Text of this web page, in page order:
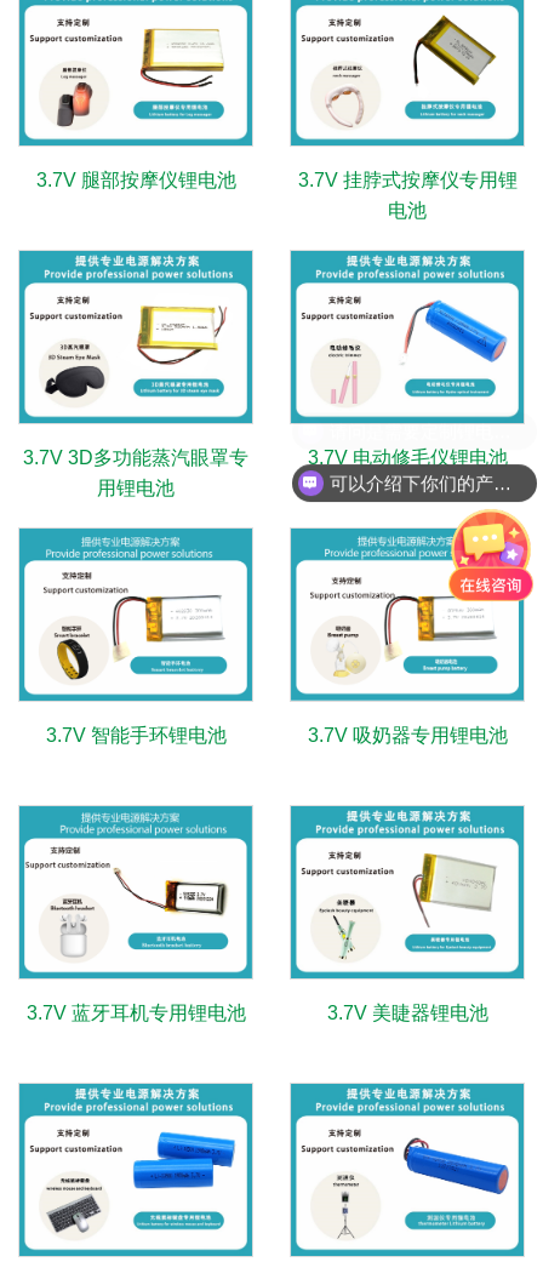
3.7V 腿部按摩仪锂电池
3.7V 挂脖式按摩仪专用锂
电池
3.7V 3D多功能蒸汽眼罩专
用锂电池
3.7V 电动修毛仪锂电池
3.7V 智能手环锂电池 3.7V 吸奶器专用锂电池
3.7V 蓝牙耳机专用锂电池 3.7V 美睫器锂电池
可以介绍下你们的产品么？